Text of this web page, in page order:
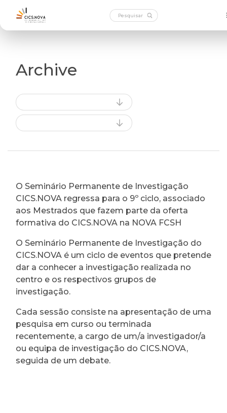
Archive
O Seminário Permanente de Investigação
CICS.NOVA regressa para o 9º ciclo, associado
aos Mestrados que fazem parte da oferta
formativa do CICS.NOVA na NOVA FCSH
O Seminário Permanente de Investigação do
CICS.NOVA é um ciclo de eventos que pretende
dar a conhecer a investigação realizada no
centro e os respectivos grupos de
investigação.
Cada sessão consiste na apresentação de uma
pesquisa em curso ou terminada
recentemente, a cargo de um/a investigador/a
ou equipa de investigação do CICS.NOVA,
seguida de um debate.